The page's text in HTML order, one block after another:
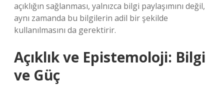
açıklığın sağlanması, yalnızca bilgi paylaşımını değil,
aynı zamanda bu bilgilerin adil bir şekilde
kullanılmasını da gerektirir.
Açıklık ve Epistemoloji: Bilgi
ve Güç